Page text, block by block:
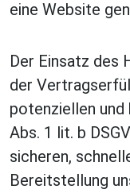
eine Website
Der Einsatz
der
potenziellen und
Abs. 1 lit. b
sicheren,
Bereitstellung